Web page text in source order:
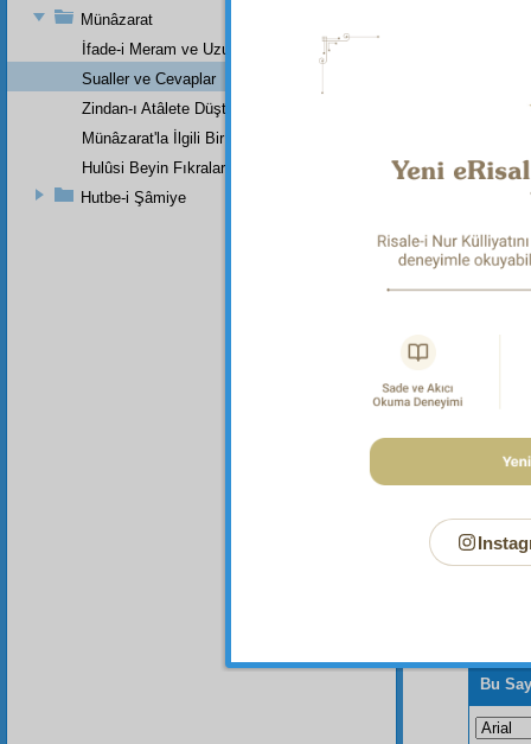
Dipnot-1
Dipnot-2
Bu
Münâzarat
İfade-i Meram ve Uzunca Bir Mazeret
Sualler ve Cevaplar
Zindan-ı Atâlete Düştüğümüzün Sebebi Nedir ?
Münâzarat'la İlgili Bir Mektup
Hulûsi Beyin Fıkraları
Hutbe-i Şâmiye